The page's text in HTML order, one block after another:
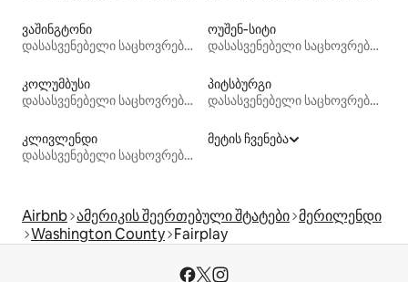
ვაშინგტონი
დასასვენებელი საცხოვრებლები
ოუშენ‑სიტი
დასასვენებელი საცხოვრებლები
კოლუმბუსი
დასასვენებელი საცხოვრებლები
პიტსბურგი
დასასვენებელი საცხოვრებლები
კლივლენდი
დასასვენებელი საცხოვრებლები
მეტის ჩვენება
Airbnb ამერიკის შეერთებული შტატები მერილენდი
Washington County Fairplay